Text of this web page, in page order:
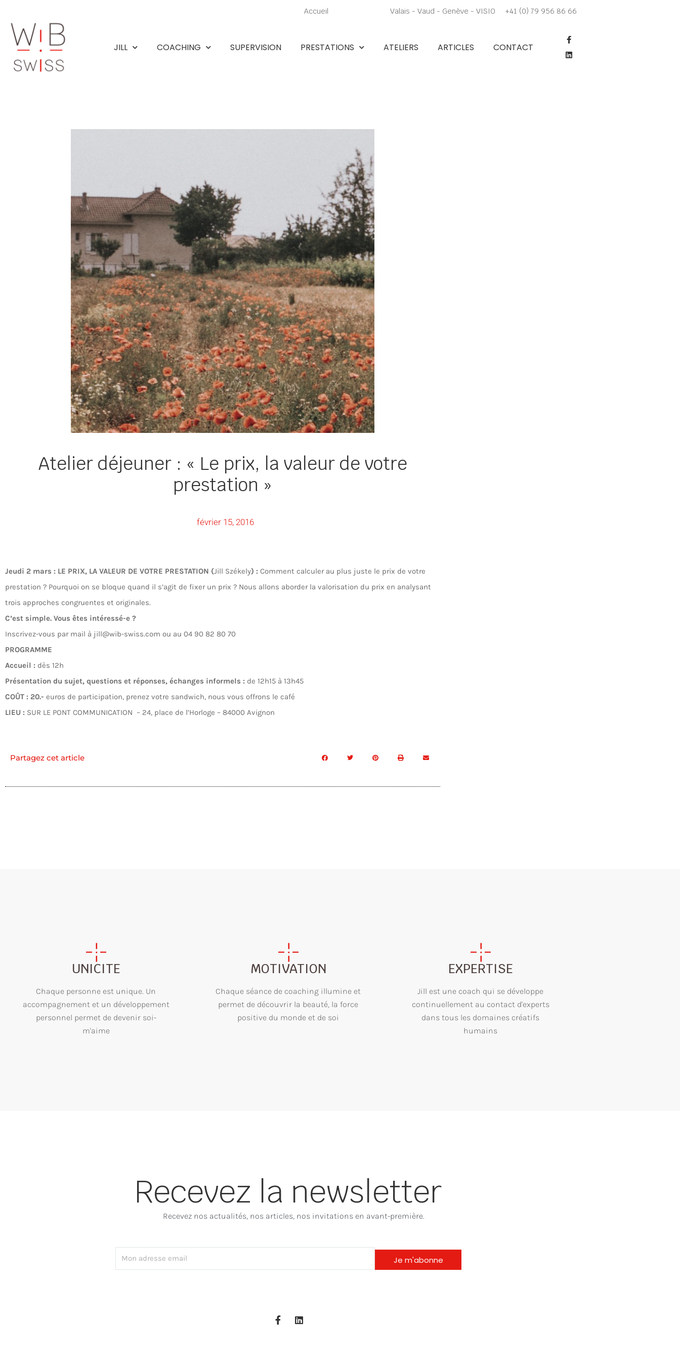
contenu
Accueil Valais - Vaud - Genève - VISIO +41 (0) 79 956 86 66
JILL COACHING SUPERVISION PRESTATIONS ATELIERS ARTICLES CONTACT
F
a
c
e
L
i
n
k
Atelier déjeuner : « Le prix, la valeur de votre
prestation »
février 15, 2016
Jeudi 2 mars : LE PRIX, LA VALEUR DE VOTRE PRESTATION (Jill Székely) : Comment calculer au plus juste le prix de votre
prestation ? Pourquoi on se bloque quand il s’agit de fixer un prix ? Nous allons aborder la valorisation du prix en analysant
trois approches congruentes et originales.
C’est simple. Vous êtes intéressé-e ?
Inscrivez-vous par mail à jill@wib-swiss.com ou au 04 90 82 80 70
PROGRAMME
Accueil : dès 12h
Présentation du sujet, questions et réponses, échanges informels : de 12h15 à 13h45
COÛT : 20.- euros de participation, prenez votre sandwich, nous vous offrons le café
LIEU : SUR LE PONT COMMUNICATION – 24, place de l’Horloge – 84000 Avignon
Partagez cet article
UNICITE
Chaque personne est unique. Un
accompagnement et un développement
personnel permet de devenir soi-
m'aime
MOTIVATION
Chaque séance de coaching illumine et
permet de découvrir la beauté, la force
positive du monde et de soi
EXPERTISE
Jill est une coach qui se développe
continuellement au contact d'experts
dans tous les domaines créatifs
humains
Recevez la newsletter
Recevez nos actualités, nos articles, nos invitations en avant-première.
Je m'abonne
F
a
L